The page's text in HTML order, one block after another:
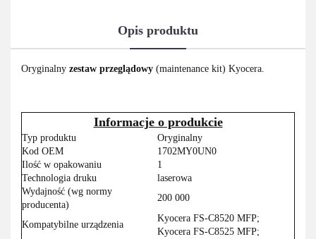
Opis produktu
Oryginalny zestaw przeglądowy (maintenance kit) Kyocera.
Informacje o produkcie
Typ produktu
Oryginalny
Kod OEM
1702MY0UN0
Ilość w opakowaniu
1
Technologia druku
laserowa
Wydajność (wg normy
producenta)
200 000
Kompatybilne urządzenia
Kyocera FS-C8520 MFP;
Kyocera FS-C8525 MFP;